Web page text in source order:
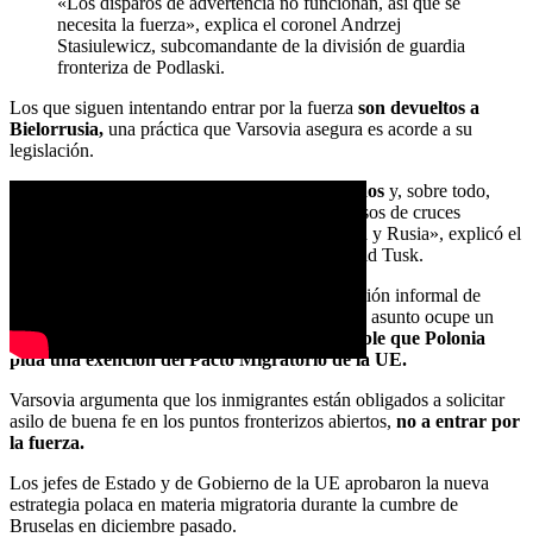
necesita la fuerza», explica el coronel Andrzej
Stasiulewicz, subcomandante de la división de guardia
fronteriza de Podlaski.
Los que siguen intentando entrar por la fuerza son devueltos a
Bielorrusia, una práctica que Varsovia asegura es acorde a su
legislación.
«Hemos endurecido nuestra política de visados y, sobre todo,
hemos suspendido el derecho de asilo en los casos de cruces
masivos de frontera organizados por Bielorrusia y Rusia», explicó el
pasado viernes el primer ministro polaco, Donald Tusk.
Está previsto que la próxima semana, en la reunión informal de
ministros del Interior de la UE en Varsovia, este asunto ocupe un
lugar destacado en el orden del día,
y es probable que Polonia
pida una exención del Pacto Migratorio de la UE.
Varsovia argumenta que los inmigrantes están obligados a solicitar
asilo de buena fe en los puntos fronterizos abiertos, no a entrar por
la fuerza.
Los jefes de Estado y de Gobierno de la UE aprobaron la nueva
estrategia polaca en materia migratoria durante la cumbre de
Bruselas en diciembre pasado.